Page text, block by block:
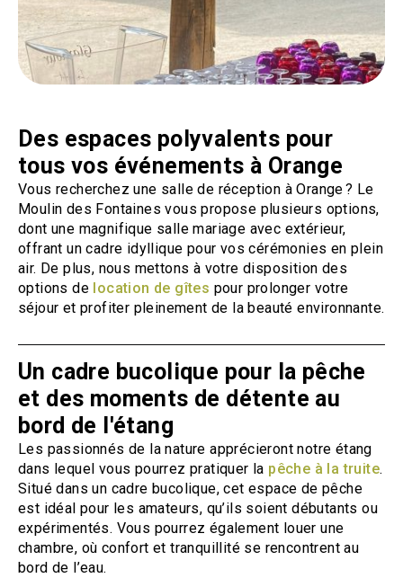
Des espaces polyvalents pour
tous vos événements à Orange
Vous recherchez une salle de réception à Orange ? Le
Moulin des Fontaines vous propose plusieurs options,
dont une magnifique salle mariage avec extérieur,
offrant un cadre idyllique pour vos cérémonies en plein
air. De plus, nous mettons à votre disposition des
options de location de gîtes pour prolonger votre
séjour et profiter pleinement de la beauté environnante.
Un cadre bucolique pour la pêche
et des moments de détente au
bord de l'étang
Les passionnés de la nature apprécieront notre étang
dans lequel vous pourrez pratiquer la pêche à la truite.
Situé dans un cadre bucolique, cet espace de pêche
est idéal pour les amateurs, qu’ils soient débutants ou
expérimentés. Vous pourrez également louer une
chambre, où confort et tranquillité se rencontrent au
bord de l’eau.